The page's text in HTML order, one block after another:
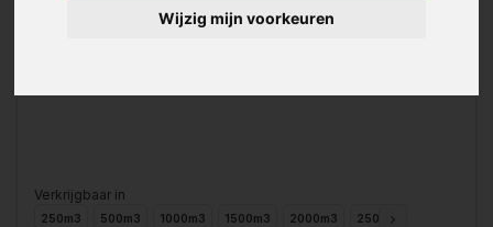
Wijzig mijn voorkeuren
MDF
Verkrijgbaar in
250m3 500m3 1000m3 1500m3 2000m3 2500m3